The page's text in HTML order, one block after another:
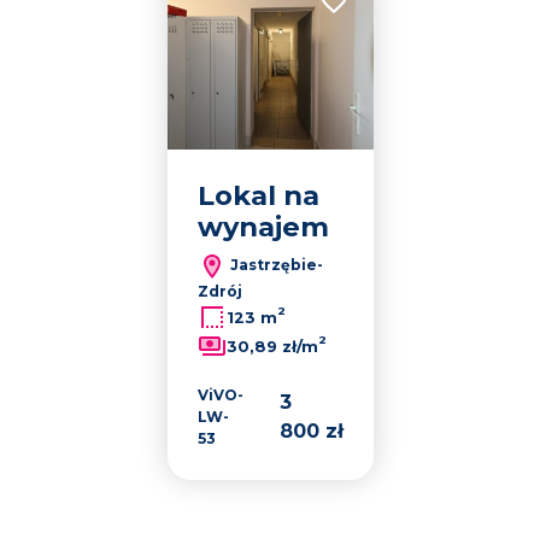
Dodaj do ulubionych
Lokal na
wynajem
Jastrzębie-
Zdrój
123 m2
30,89 zł/m2
ViVO-
LW-
53
3
800 zł